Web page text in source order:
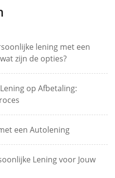
lening met een
zijn de opties?
op Afbetaling:
een Autolening
Lening voor Jouw